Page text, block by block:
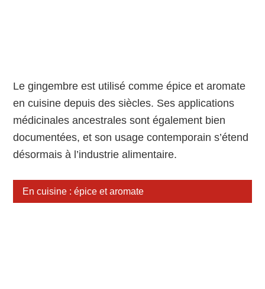
Le gingembre est utilisé comme épice et aromate
en cuisine depuis des siècles. Ses applications
médicinales ancestrales sont également bien
documentées, et son usage contemporain s’étend
désormais à l’industrie alimentaire.
En cuisine : épice et aromate